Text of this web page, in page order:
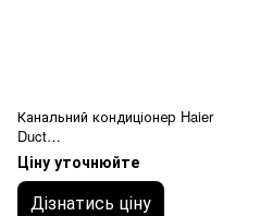
Канальний кондиціонер Haier
Duct
AD35S2SM3FA(H)/1U35MEHFR
A-1 середньонапірний 25-150
Pа
Ціну уточнюйте
Дізнатись ціну